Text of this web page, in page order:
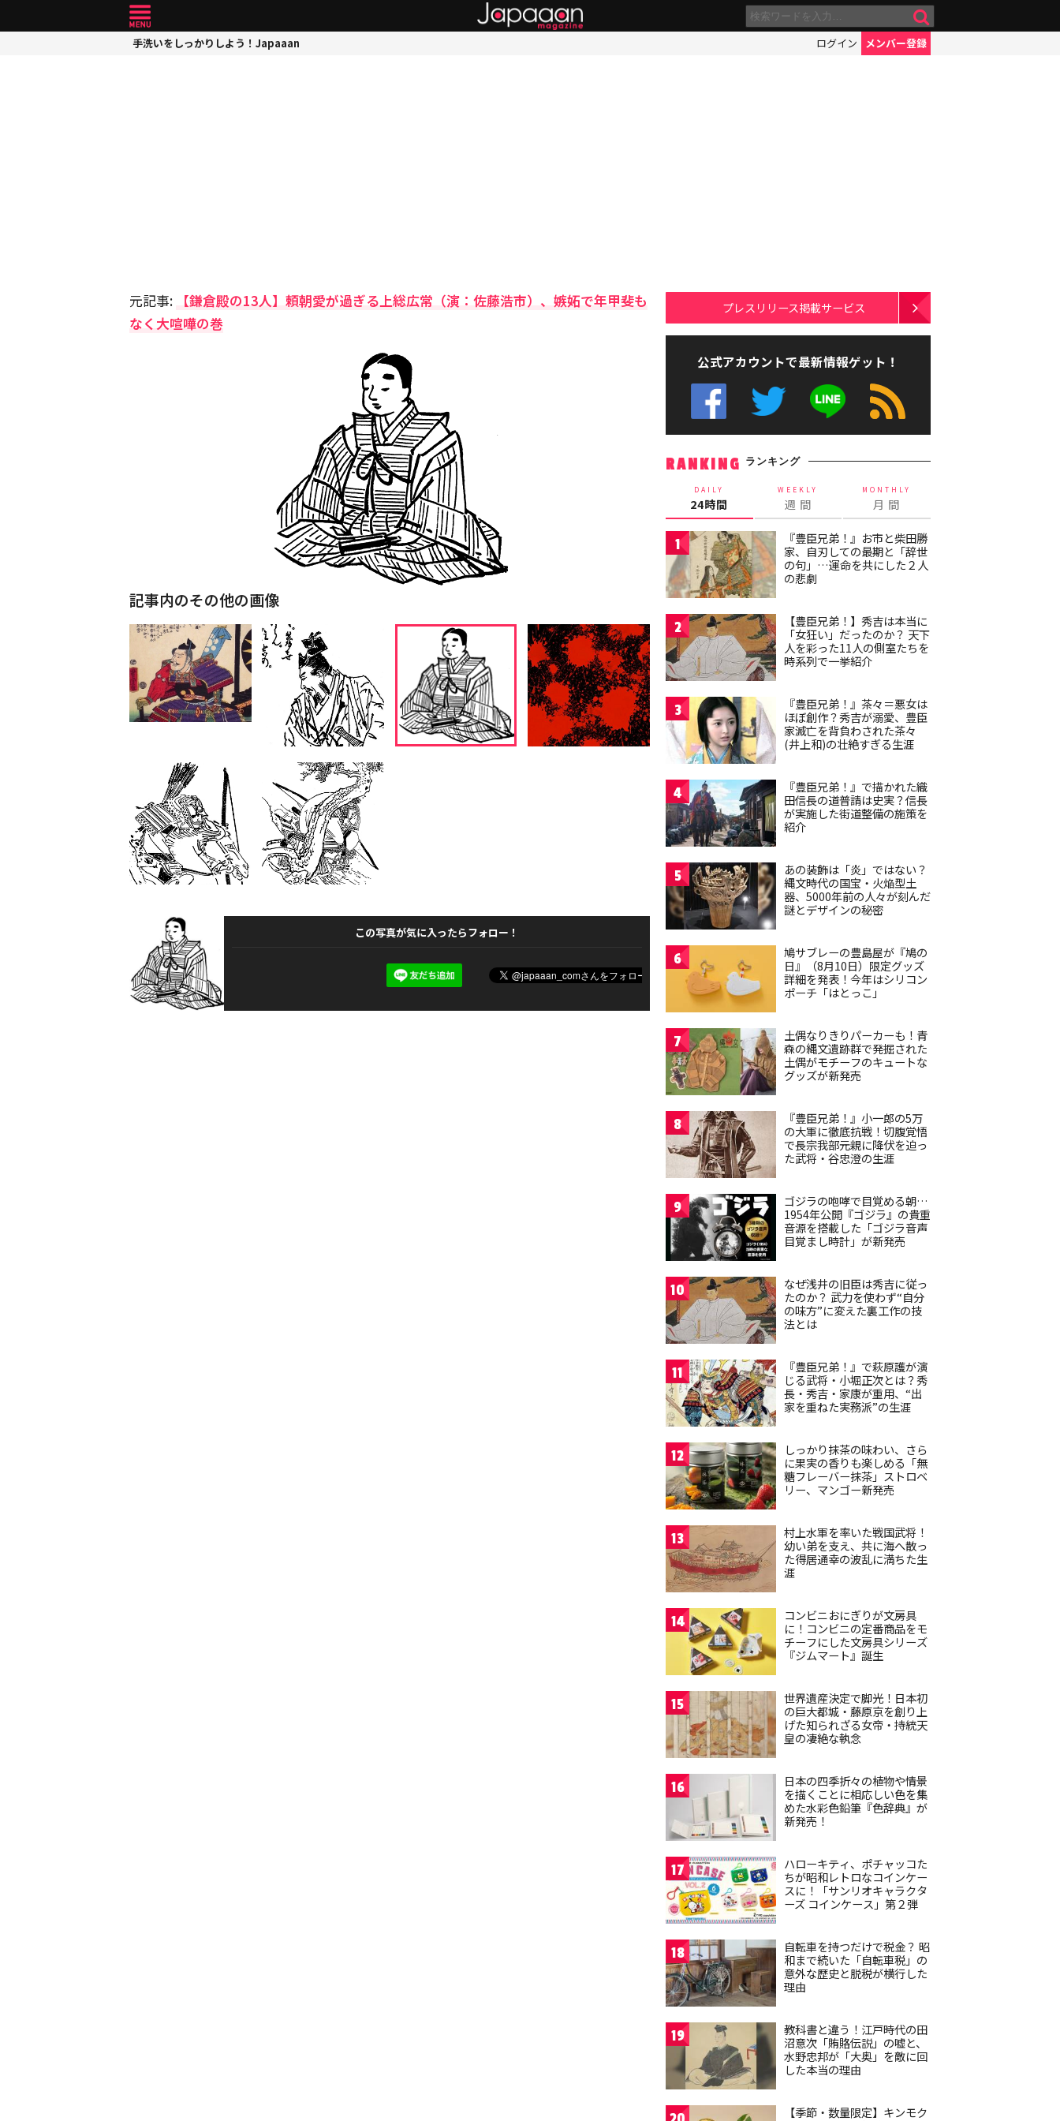
手洗いをしっかりしよう！Japaaan ログイン メンバー登録
元記事: 【鎌倉殿の13人】頼朝愛が過ぎる上総広常（演：佐藤浩市）、嫉妬で年甲斐も
なく大喧嘩の巻
記事内のその他の画像
この写真が気に入ったらフォロー！
プレスリリース掲載サービス
公式アカウントで最新情報ゲット！
RANKING ランキング
DAILY
24時間
WEEKLY
週 間
MONTHLY
月 間
1
『豊臣兄弟！』お市と柴田勝
家、自刃しての最期と「辞世
の句」…運命を共にした２人
の悲劇
2
【豊臣兄弟！】秀吉は本当に
「女狂い」だったのか？ 天下
人を彩った11人の側室たちを
時系列で一挙紹介
3
『豊臣兄弟！』茶々＝悪女は
ほぼ創作？秀吉が溺愛、豊臣
家滅亡を背負わされた茶々
(井上和)の壮絶すぎる生涯
4
『豊臣兄弟！』で描かれた織
田信長の道普請は史実？信長
が実施した街道整備の施策を
紹介
5
あの装飾は「炎」ではない？
縄文時代の国宝・火焔型土
器、5000年前の人々が刻んだ
謎とデザインの秘密
6
鳩サブレーの豊島屋が『鳩の
日』（8月10日）限定グッズ
詳細を発表！今年はシリコン
ポーチ「はとっこ」
7
土偶なりきりパーカーも！青
森の縄文遺跡群で発掘された
土偶がモチーフのキュートな
グッズが新発売
8
『豊臣兄弟！』小一郎の5万
の大軍に徹底抗戦！切腹覚悟
で長宗我部元親に降伏を迫っ
た武将・谷忠澄の生涯
9
ゴジラの咆哮で目覚める朝…
1954年公開『ゴジラ』の貴重
音源を搭載した「ゴジラ音声
目覚まし時計」が新発売
10
なぜ浅井の旧臣は秀吉に従っ
たのか？ 武力を使わず“自分
の味方”に変えた裏工作の技
法とは
11
『豊臣兄弟！』で萩原護が演
じる武将・小堀正次とは？秀
長・秀吉・家康が重用、“出
家を重ねた実務派”の生涯
12
しっかり抹茶の味わい、さら
に果実の香りも楽しめる「無
糖フレーバー抹茶」ストロベ
リー、マンゴー新発売
13
村上水軍を率いた戦国武将！
幼い弟を支え、共に海へ散っ
た得居通幸の波乱に満ちた生
涯
14
コンビニおにぎりが文房具
に！コンビニの定番商品をモ
チーフにした文房具シリーズ
『ジムマート』誕生
15
世界遺産決定で脚光！日本初
の巨大都城・藤原京を創り上
げた知られざる女帝・持統天
皇の凄絶な執念
16
日本の四季折々の植物や情景
を描くことに相応しい色を集
めた水彩色鉛筆『色辞典』が
新発売！
17
ハローキティ、ポチャッコた
ちが昭和レトロなコインケー
スに！「サンリオキャラクタ
ーズ コインケース」第２弾
18
自転車を持つだけで税金？ 昭
和まで続いた「自転車税」の
意外な歴史と脱税が横行した
理由
19
教科書と違う！江戸時代の田
沼意次「賄賂伝説」の嘘と、
水野忠邦が「大奥」を敵に回
した本当の理由
【季節・数量限定】キンモク